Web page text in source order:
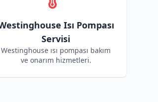
Isı Pompası
Servisi
Westinghouse ısı pompası bakım
ve onarım hizmetleri.